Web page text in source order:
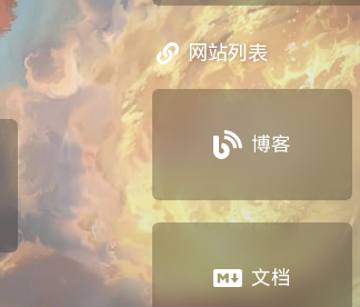
网站列表
博客
文档